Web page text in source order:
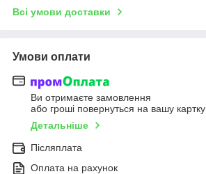
Всі умови доставки
Умови оплати
Ви отримаєте замовлення
або гроші повернуться на вашу картку
Детальніше
Післяплата
Оплата на рахунок